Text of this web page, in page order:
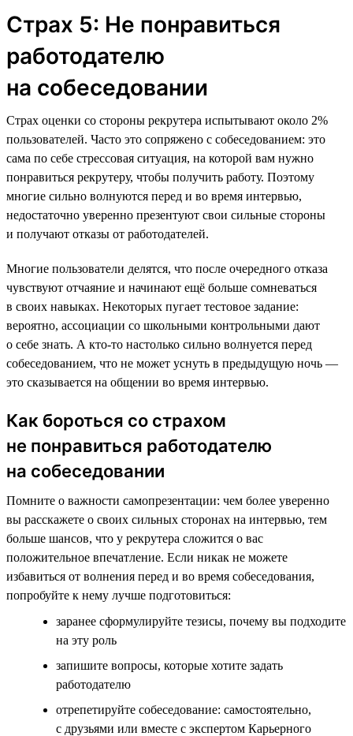
Страх 5: Не понравиться
работодателю
на собеседовании
Страх оценки со стороны рекрутера испытывают около 2%
пользователей. Часто это сопряжено с собеседованием: это
сама по себе стрессовая ситуация, на которой вам нужно
понравиться рекрутеру, чтобы получить работу. Поэтому
многие сильно волнуются перед и во время интервью,
недостаточно уверенно презентуют свои сильные стороны
и получают отказы от работодателей.
Многие пользователи делятся, что после очередного отказа
чувствуют отчаяние и начинают ещё больше сомневаться
в своих навыках. Некоторых пугает тестовое задание:
вероятно, ассоциации со школьными контрольными дают
о себе знать. А кто-то настолько сильно волнуется перед
собеседованием, что не может уснуть в предыдущую ночь —
это сказывается на общении во время интервью.
Как бороться со страхом
не понравиться работодателю
на собеседовании
Помните о важности самопрезентации: чем более уверенно
вы расскажете о своих сильных сторонах на интервью, тем
больше шансов, что у рекрутера сложится о вас
положительное впечатление. Если никак не можете
избавиться от волнения перед и во время собеседования,
попробуйте к нему лучше подготовиться:
заранее сформулируйте тезисы, почему вы подходите
на эту роль
запишите вопросы, которые хотите задать
работодателю
отрепетируйте собеседование: самостоятельно,
с друзьями или вместе с экспертом Карьерного